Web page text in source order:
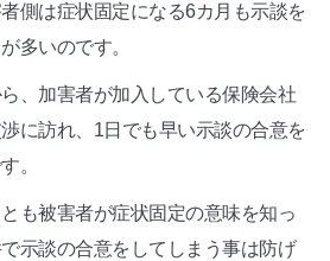
側は症状固定になる6カ月も示談を
多いのです。
、加害者が加入している保険会社
に訪れ、1日でも早い示談の合意を
。
も被害者が症状固定の意味を知っ
示談の合意をしてしまう事は防げ